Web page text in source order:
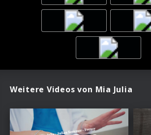
Weitere Videos von Mia Julia